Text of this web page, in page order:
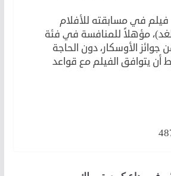
في مسابقته للأفلام
مؤهلاً للمنافسة في فئة
جوائز الأوسكار، دون الحاجة
أن يتوافق الفيلم مع قواعد